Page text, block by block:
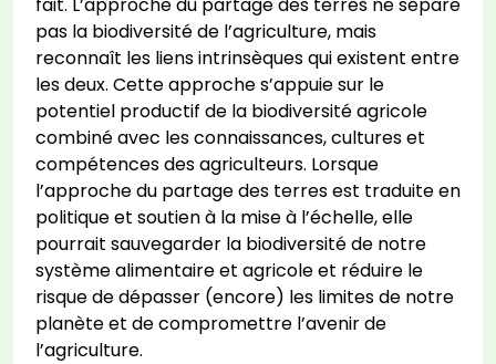
pas la biodiversité de l’agriculture, mais
reconnaît les liens intrinsèques qui existent entre
les deux. Cette approche s’appuie sur le
potentiel productif de la biodiversité agricole
combiné avec les connaissances, cultures et
compétences des agriculteurs. Lorsque
l’approche du partage des terres est traduite en
politique et soutien à la mise à l’échelle, elle
pourrait sauvegarder la biodiversité de notre
système alimentaire et agricole et réduire le
risque de dépasser (encore) les limites de notre
planète et de compromettre l’avenir de
l’agriculture.